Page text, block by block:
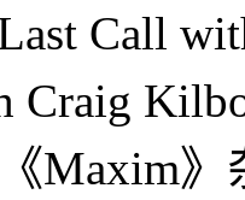
Call
Craig
Maxim